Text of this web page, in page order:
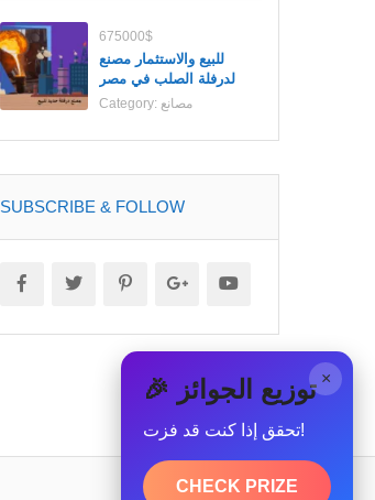
675000$
للبيع والاستثمار مصنع
لدرفلة الصلب في مصر
Category: مصانع
SUBSCRIBE & FOLLOW
× 🎉 توزيع الجوائز
تحقق إذا كنت قد فزت!
CHECK PRIZE